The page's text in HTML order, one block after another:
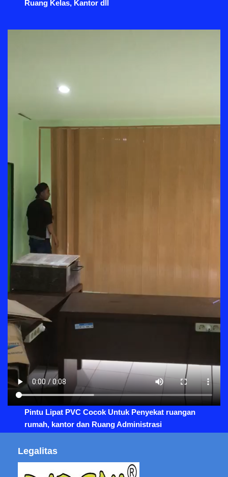
Ruang Kelas, Kantor dll
Pintu Lipat PVC Cocok Untuk Penyekat ruangan
rumah, kantor dan Ruang Administrasi
Legalitas